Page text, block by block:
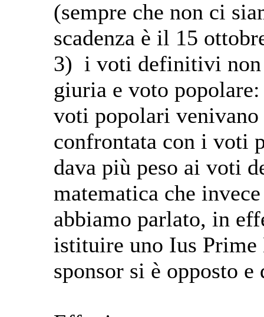
(sempre che non ci
scadenza è il 15
3) i voti definitivi non
giuria e voto
voti popolari venivano
confrontata con i voti
dava più peso ai voti
matematica che
abbiamo parlato, in
istituire uno Ius Prime
sponsor si è opposto